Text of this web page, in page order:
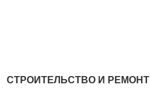
СТРОИТЕЛЬСТВО И РЕМОНТ